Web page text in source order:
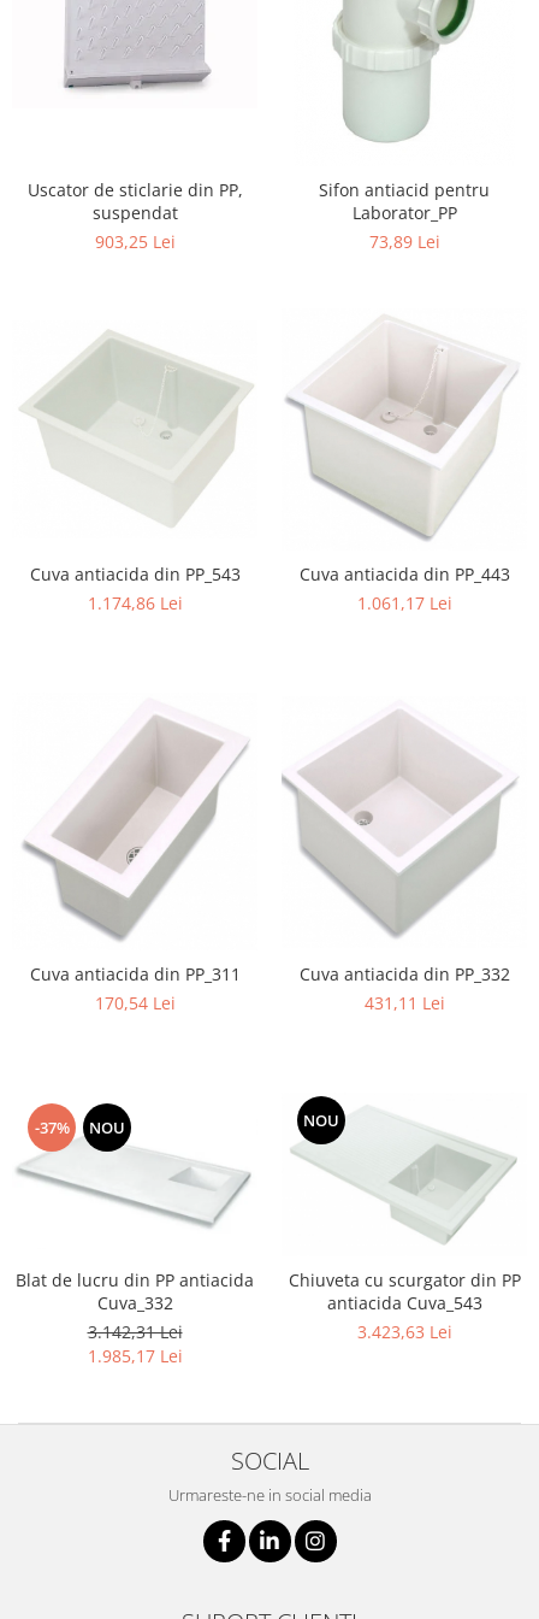
Transport
Uscatoare de sticlarie
Ventilatie / Exhaustare
Dulapuri de reactivi
Dulapuri la sol
Dulapuri under-bench mobile
Uscator de sticlarie din PP,
suspendat
903,25 Lei
Sifon antiacid pentru
Laborator_PP
73,89 Lei
Cuva antiacida din PP_543
1.174,86 Lei
Cuva antiacida din PP_443
1.061,17 Lei
Cuva antiacida din PP_311
170,54 Lei
Cuva antiacida din PP_332
431,11 Lei
-37% NOU
Blat de lucru din PP antiacida
Cuva_332
3.142,31 Lei
1.985,17 Lei
NOU
Chiuveta cu scurgator din PP
antiacida Cuva_543
3.423,63 Lei
SOCIAL
Urmareste-ne in social media